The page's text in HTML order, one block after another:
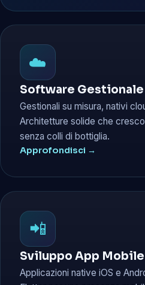
☁️
Software
Gestionali su misura, nativi
Architetture solide che
senza colli di bottiglia.
Approfondisci →
📲
Sviluppo App Mobile
Applicazioni native iOS e